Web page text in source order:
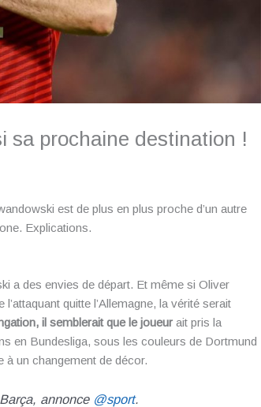
sa prochaine destination !
est de plus en plus proche d’un autre
Explications.
a des envies de départ. Et même si Oliver
quitte l’Allemagne, la vérité serait
il semblerait que le joueur ait pris la
en Bundesliga, sous les couleurs de Dortmund
à un changement de décor.
annonce @sport.